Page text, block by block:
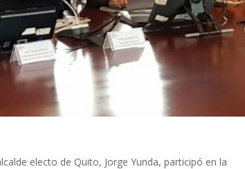
electo de Quito, Jorge Yunda, participó en la